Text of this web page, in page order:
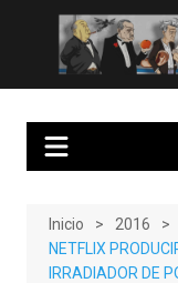
contenido
Crítica
Inicio 2016
NETFLIX
IRRADIADOR DE